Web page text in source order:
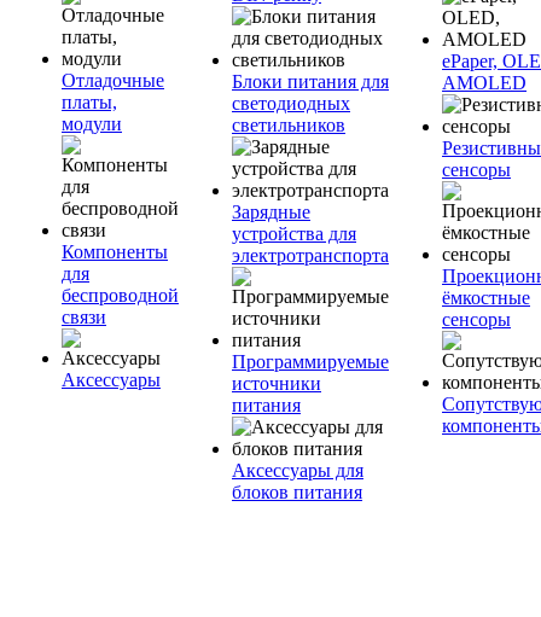
Отладочные
платы,
модули
Компоненты
для
беспроводной
связи
Аксессуары
Блоки питания для
светодиодных
светильников
Зарядные
устройства для
электротранспорта
Программируемые
источники
питания
Аксессуары для
блоков питания
ePaper,
AMOLED
сенсоры
ёмкостные
сенсоры